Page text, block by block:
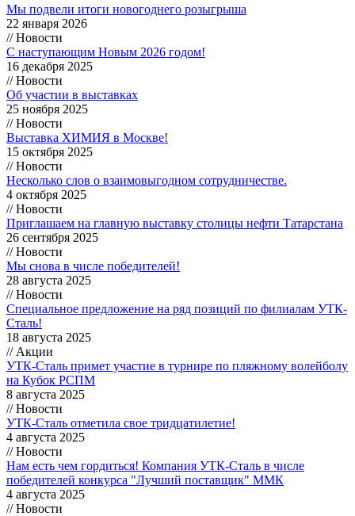
Мы подвели итоги новогоднего розыгрыша
22 января 2026
// Новости
С наступающим Новым 2026 годом!
16 декабря 2025
// Новости
Об участии в выставках
25 ноября 2025
// Новости
Выставка ХИМИЯ в Москве!
15 октября 2025
// Новости
Несколько слов о взаимовыгодном сотрудничестве.
4 октября 2025
// Новости
Приглашаем на главную выставку столицы нефти Татарстана
26 сентября 2025
// Новости
Мы снова в числе победителей!
28 августа 2025
// Новости
Специальное предложение на ряд позиций по филиалам УТК-
Сталь!
18 августа 2025
// Акции
УТК-Сталь примет участие в турнире по пляжному волейболу
на Кубок РСПМ
8 августа 2025
// Новости
УТК-Сталь отметила свое тридцатилетие!
4 августа 2025
// Новости
Нам есть чем гордиться! Компания УТК-Сталь в числе
победителей конкурса "Лучший поставщик" ММК
4 августа 2025
// Новости